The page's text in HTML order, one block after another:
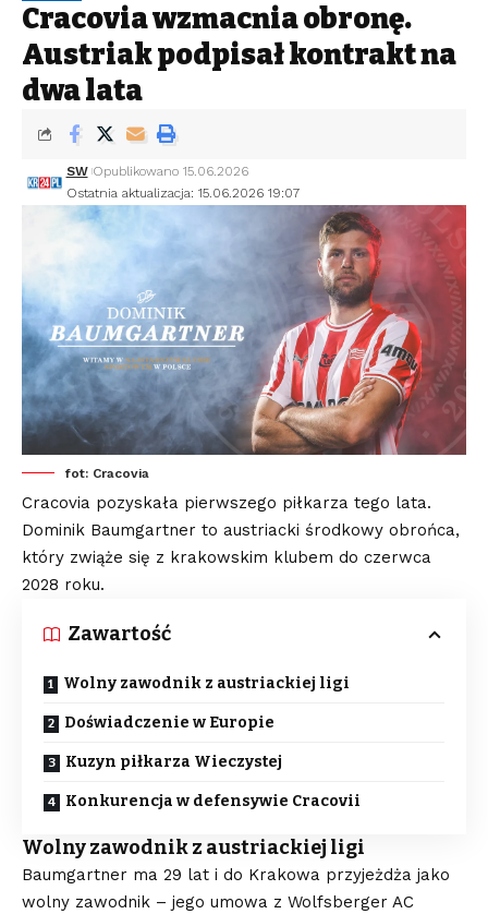
Cracovia wzmacnia obronę.
Austriak podpisał kontrakt na
dwa lata
Ostatnia aktualizacja: 15.06.2026 19:07
SW Opublikowano 15.06.2026
fot: Cracovia
Cracovia pozyskała pierwszego piłkarza tego lata.
Dominik Baumgartner to austriacki środkowy obrońca,
który zwiąże się z krakowskim klubem do czerwca
2028 roku.
Zawartość
Wolny zawodnik z austriackiej ligi
Doświadczenie w Europie
Kuzyn piłkarza Wieczystej
Konkurencja w defensywie Cracovii
Wolny zawodnik z austriackiej ligi
Baumgartner ma 29 lat i do Krakowa przyjeżdża jako
wolny zawodnik – jego umowa z Wolfsberger AC